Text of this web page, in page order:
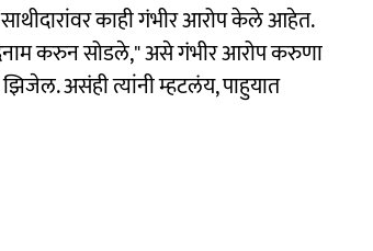
काही गंभीर आरोप केले आहेत.
करुन सोडले," असे गंभीर आरोप करुणा
असंही त्यांनी म्हटलंय, पाहुयात